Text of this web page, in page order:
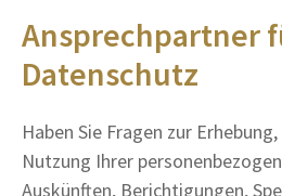
Ansprechpartner
Datenschutz
Haben Sie Fragen zur
Nutzung Ihrer
Auskünften, Berichtigungen,